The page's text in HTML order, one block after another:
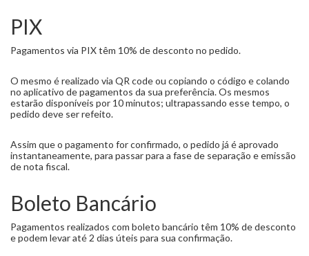
PIX
Pagamentos via PIX têm 10% de desconto no pedido.
O mesmo é realizado via QR code ou copiando o código e colando
no aplicativo de pagamentos da sua preferência. Os mesmos
estarão disponíveis por 10 minutos; ultrapassando esse tempo, o
pedido deve ser refeito.
Assim que o pagamento for confirmado, o pedido já é aprovado
instantaneamente, para passar para a fase de separação e emissão
de nota fiscal.
Boleto Bancário
Pagamentos realizados com boleto bancário têm 10% de desconto
e podem levar até 2 dias úteis para sua confirmação.